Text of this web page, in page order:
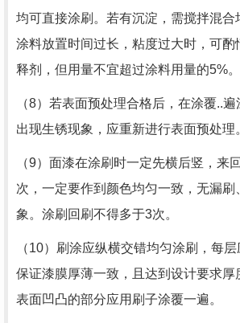
均可直接涂刷。若有沉淀，需搅拌混合
涂料放置时间过长，粘度过大时，可酌
释剂，但用量不宜超过涂料用量的5%。
（8）若表面预处理合格后，在涂覆..
出现生锈现象，应重新进行表面预处理
（9）面漆在涂刷时一定先横后竖，来
次，一定要作到颜色均匀一致，无漏刷
象。涂刷回刷不得多于3次。
（10）刷涂应纵横交错均匀涂刷，每层
保证漆膜厚薄一致，且达到设计要求厚
表面凹凸的部分应用刷子涂覆一遍。